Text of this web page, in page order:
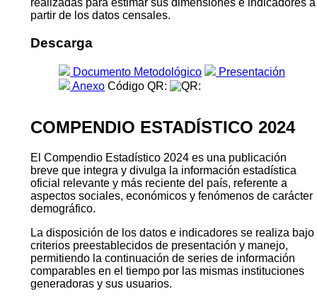
realizadas para estimar sus dimensiones e indicadores a
partir de los datos censales.
Descarga
Documento Metodológico
Presentación
Anexo Código QR:
COMPENDIO ESTADÍSTICO 2024
El Compendio Estadístico 2024 es una publicación
breve que integra y divulga la información estadística
oficial relevante y más reciente del país, referente a
aspectos sociales, económicos y fenómenos de carácter
demográfico.
La disposición de los datos e indicadores se realiza bajo
criterios preestablecidos de presentación y manejo,
permitiendo la continuación de series de información
comparables en el tiempo por las mismas instituciones
generadoras y sus usuarios.